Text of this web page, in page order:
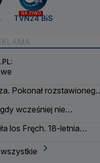
NA ŻYWO
TVN24 BiS
Pokonał rozstawionego
wcześniej nie
los Fręch. 18-letnia